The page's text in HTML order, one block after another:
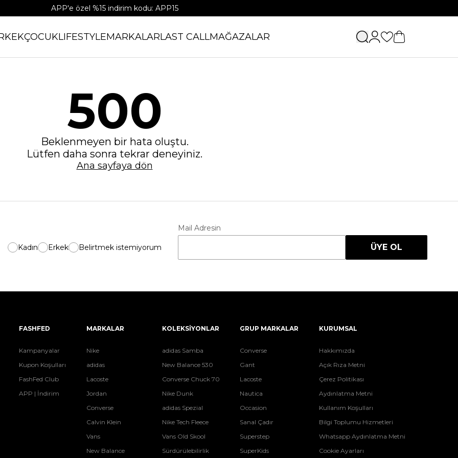
APP'e özel %15 indirim kodu: APP15
ÇOCUKLIFESTYLEMARKALARLAST CALLMAĞAZALAR
500
Beklenmeyen bir hata oluştu.
Lütfen daha sonra tekrar deneyiniz.
Ana sayfaya dön
Kadın Erkek Belirtmek istemiyorum
Mail Adresin
ÜYE OL
FASHFED
Kampanyalar
Kupon Koşulları
FashFed Club
APP | İndirim
MARKALAR
Nike
adidas
Lacoste
Jordan
Converse
Calvin Klein
Vans
New Balance
KOLEKSİYONLAR
adidas Samba
New Balance 530
Converse Chuck 70
Nike Dunk
adidas Spezial
Nike Tech Fleece
Vans Old Skool
Sürdürülebilirlik
GRUP MARKALAR
Converse
Gant
Lacoste
Nautica
Occasion
Sanal Çadır
Superstep
SuperKids
KURUMSAL
Hakkımızda
Açık Rıza Metni
Çerez Politikası
Aydınlatma Metni
Kullanım Koşulları
Bilgi Toplumu Hizmetleri
Whatsapp Aydınlatma Metni
Cookie Ayarları